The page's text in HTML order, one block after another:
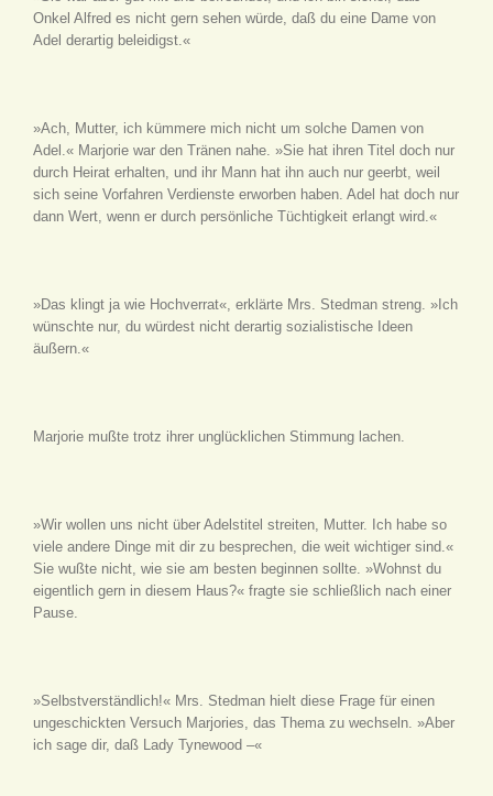
Onkel Alfred es nicht gern sehen würde, daß du eine Dame von
Adel derartig beleidigst.«
»Ach, Mutter, ich kümmere mich nicht um solche Damen von
Adel.« Marjorie war den Tränen nahe. »Sie hat ihren Titel doch nur
durch Heirat erhalten, und ihr Mann hat ihn auch nur geerbt, weil
sich seine Vorfahren Verdienste erworben haben. Adel hat doch nur
dann Wert, wenn er durch persönliche Tüchtigkeit erlangt wird.«
»Das klingt ja wie Hochverrat«, erklärte Mrs. Stedman streng. »Ich
wünschte nur, du würdest nicht derartig sozialistische Ideen
äußern.«
Marjorie mußte trotz ihrer unglücklichen Stimmung lachen.
»Wir wollen uns nicht über Adelstitel streiten, Mutter. Ich habe so
viele andere Dinge mit dir zu besprechen, die weit wichtiger sind.«
Sie wußte nicht, wie sie am besten beginnen sollte. »Wohnst du
eigentlich gern in diesem Haus?« fragte sie schließlich nach einer
Pause.
»Selbstverständlich!« Mrs. Stedman hielt diese Frage für einen
ungeschickten Versuch Marjories, das Thema zu wechseln. »Aber
ich sage dir, daß Lady Tynewood –«